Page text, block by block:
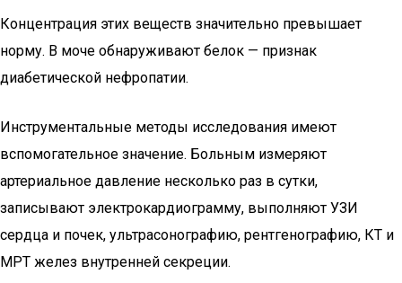
Концентрация этих веществ значительно превышает
норму. В моче обнаруживают белок — признак
диабетической нефропатии.
Инструментальные методы исследования имеют
вспомогательное значение. Больным измеряют
артериальное давление несколько раз в сутки,
записывают электрокардиограмму, выполняют УЗИ
сердца и почек, ультрасонографию, рентгенографию, КТ и
МРТ желез внутренней секреции.